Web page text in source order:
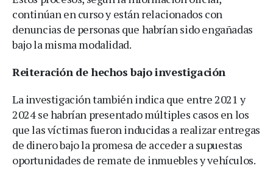
continúan en curso y están relacionados con
denuncias de personas que habrían sido engañadas
bajo la misma modalidad.
Reiteración de hechos bajo investigación
La investigación también indica que entre 2021 y
2024 se habrían presentado múltiples casos en los
que las víctimas fueron inducidas a realizar entregas
de dinero bajo la promesa de acceder a supuestas
oportunidades de remate de inmuebles y vehículos.